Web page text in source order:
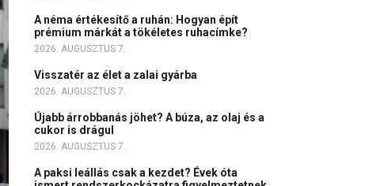
A néma értékesítő a ruhán: Hogyan épít
prémium márkát a tökéletes ruhacímke?
2026. AUGUSZTUS 7.
Visszatér az élet a zalai gyárba
2026. AUGUSZTUS 7.
Újabb árrobbanás jöhet? A búza, az olaj és a
cukor is drágul
2026. AUGUSZTUS 7.
A paksi leállás csak a kezdet? Évek óta